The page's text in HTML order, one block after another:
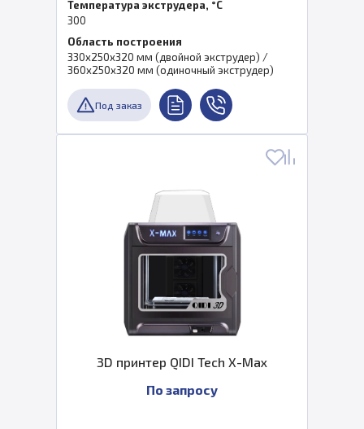
Температура экструдера, °C
300
Область построения
330x250x320 мм (двойной экструдер) /
360x250x320 мм (одиночный экструдер)
Под заказ
3D принтер QIDI Tech X-Max
По запросу